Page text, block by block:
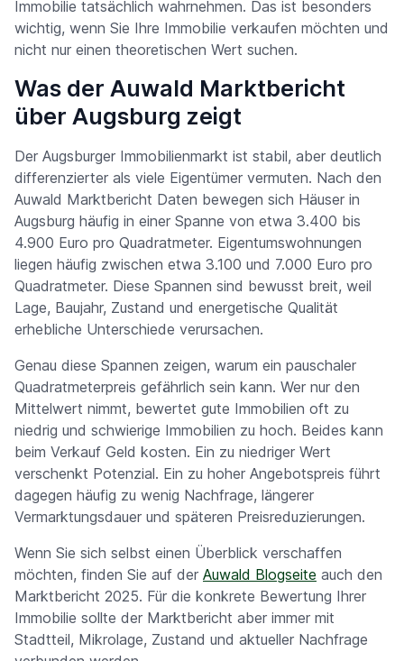
Immobilie tatsächlich wahrnehmen. Das ist besonders
wichtig, wenn Sie Ihre Immobilie verkaufen möchten und
nicht nur einen theoretischen Wert suchen.
Was der Auwald Marktbericht
über Augsburg zeigt
Der Augsburger Immobilienmarkt ist stabil, aber deutlich
differenzierter als viele Eigentümer vermuten. Nach den
Auwald Marktbericht Daten bewegen sich Häuser in
Augsburg häufig in einer Spanne von etwa 3.400 bis
4.900 Euro pro Quadratmeter. Eigentumswohnungen
liegen häufig zwischen etwa 3.100 und 7.000 Euro pro
Quadratmeter. Diese Spannen sind bewusst breit, weil
Lage, Baujahr, Zustand und energetische Qualität
erhebliche Unterschiede verursachen.
Genau diese Spannen zeigen, warum ein pauschaler
Quadratmeterpreis gefährlich sein kann. Wer nur den
Mittelwert nimmt, bewertet gute Immobilien oft zu
niedrig und schwierige Immobilien zu hoch. Beides kann
beim Verkauf Geld kosten. Ein zu niedriger Wert
verschenkt Potenzial. Ein zu hoher Angebotspreis führt
dagegen häufig zu wenig Nachfrage, längerer
Vermarktungsdauer und späteren Preisreduzierungen.
Wenn Sie sich selbst einen Überblick verschaffen
möchten, finden Sie auf der Auwald Blogseite auch den
Marktbericht 2025. Für die konkrete Bewertung Ihrer
Immobilie sollte der Marktbericht aber immer mit
Stadtteil, Mikrolage, Zustand und aktueller Nachfrage